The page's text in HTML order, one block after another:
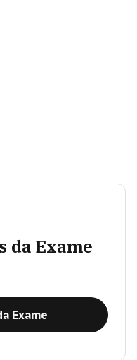
da Exame
Exame